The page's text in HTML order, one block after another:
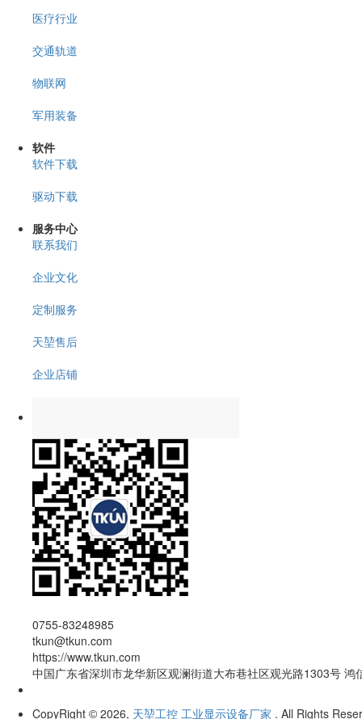
医疗行业
交通轨道
物联网
军用装备
软件
软件下载
驱动下载
服务中心
联系我们
企业文化
定制服务
天堃售后
企业店铺
0755-83248985
tkun@tkun.com
https://www.tkun.com
中国广东省深圳市龙华新区观澜街道大布巷社区观光路1303号 鸿
CopyRight © 2026, 天堃工控 工业显示设备厂家 . All Rights